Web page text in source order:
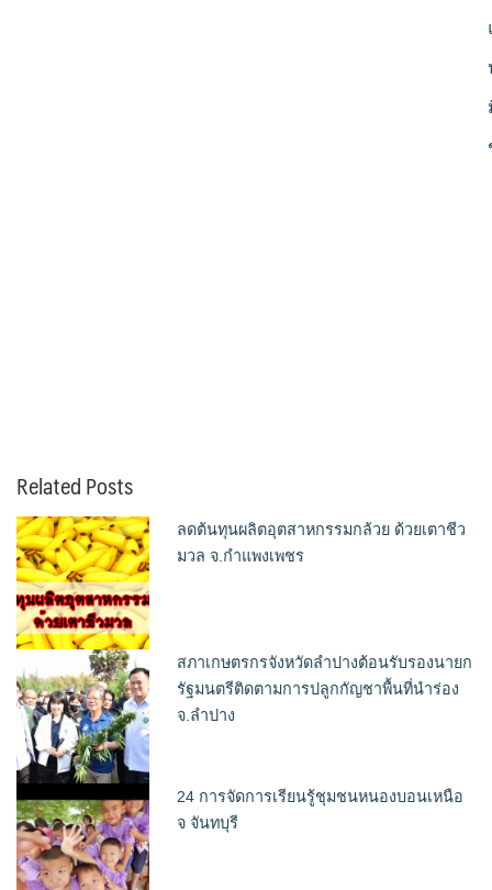
Related Posts
ลดต้นทุนผลิตอุตสาหกรรมกล้วย ด้วยเตาชีว
มวล จ.กำแพงเพชร
สภาเกษตรกรจังหวัดลำปางต้อนรับรองนายก
รัฐมนตรีติดตามการปลูกกัญชาพื้นที่นำร่อง
จ.ลำปาง
24 การจัดการเรียนรู้ชุมชนหนองบอนเหนือ
จ จันทบุรี